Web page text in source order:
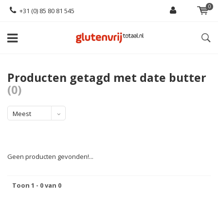
+31 (0) 85 80 81 545 0
Producten getagd met date butter
(0)
Meest
Geen producten gevonden!...
Toon 1 - 0 van 0